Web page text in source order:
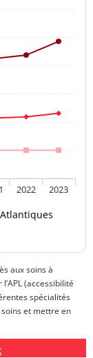
2022 2023
aux soins à
(accessibilité
spécialités
et mettre en